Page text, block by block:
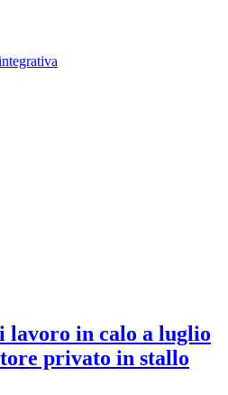
lavoro in calo a luglio
privato in stallo